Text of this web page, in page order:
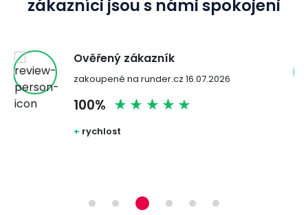
zákazníci jsou s námi spokojeni
Ověřený zákazník
zakoupené na runder.cz 16.07.2026
100%
+ rychlost